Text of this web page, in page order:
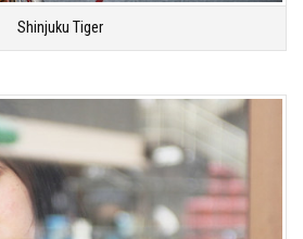
Shinjuku Tiger